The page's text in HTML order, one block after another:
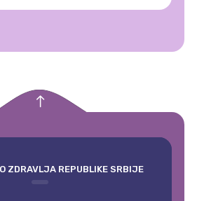
ZDRAVLJA REPUBLIKE SRBIJE